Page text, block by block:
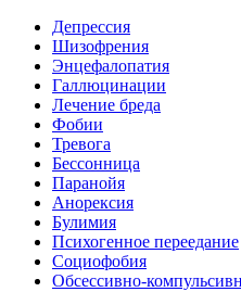
Депрессия
Шизофрения
Энцефалопатия
Галлюцинации
Лечение бреда
Фобии
Тревога
Бессонница
Паранойя
Анорексия
Булимия
Психогенное переедание
Социофобия
Обсессивно-